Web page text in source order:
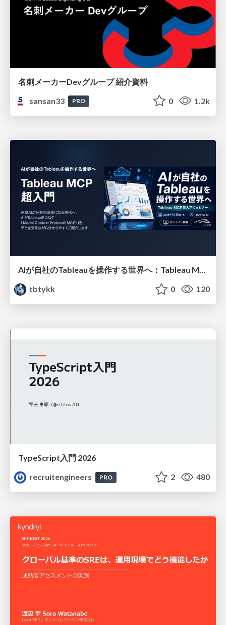
名刺メーカーDevグループ 紹介資料
sansan33
PRO 0 1.2k
AIが自社のTableauを操作する世界へ：Tableau MCP超入門
tbtykk
0 120
TypeScript入門 2026
recruitengineers
PRO 2 480